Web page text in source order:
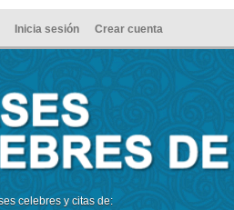
Inicia sesión Crear cuenta
celebres y citas de: